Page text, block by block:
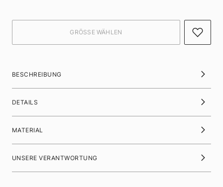
BESCHREIBUNG
DETAILS
MATERIAL
UNSERE VERANTWORTUNG